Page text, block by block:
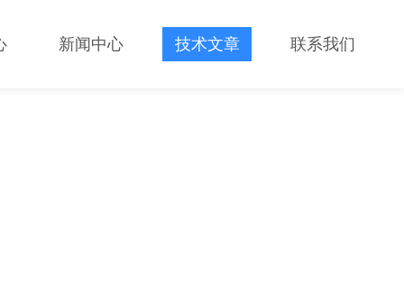
新闻中心 技术文章 联系我们